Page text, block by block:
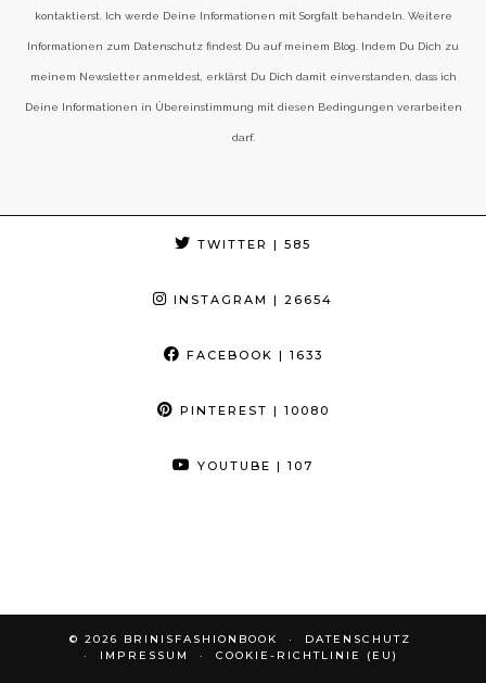
kontaktierst. Ich werde Deine Informationen mit Sorgfalt behandeln. Weitere
Informationen zum Datenschutz findest Du auf meinem Blog. Indem Du Dich zu
meinem Newsletter anmeldest, erklärst Du Dich damit einverstanden, dass ich
Deine Informationen in Übereinstimmung mit diesen Bedingungen verarbeiten
darf.
TWITTER | 585
INSTAGRAM | 26654
FACEBOOK | 1633
PINTEREST | 10080
YOUTUBE | 107
© 2026 BRINISFASHIONBOOK
DATENSCHUTZ
IMPRESSUM
COOKIE-RICHTLINIE (EU)